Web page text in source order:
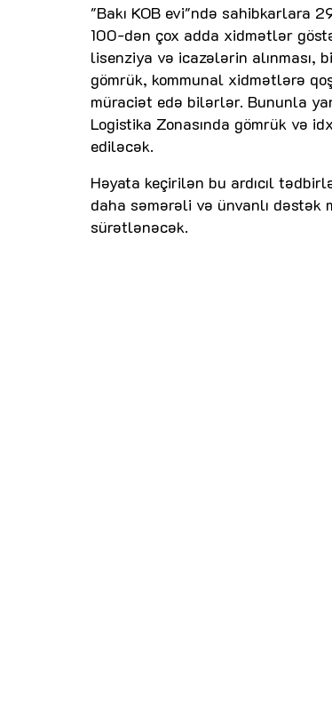
"Bakı KOB evi"ndə sahibkarlara
100-dən çox adda xidmətlər
lisenziya və icazələrin alınması,
gömrük, kommunal xidmətlərə
müraciət edə bilərlər. Bununla
Logistika Zonasında gömrük və
ediləcək.
Həyata keçirilən bu ardıcıl
daha səmərəli və ünvanlı dəstək
sürətlənəcək.